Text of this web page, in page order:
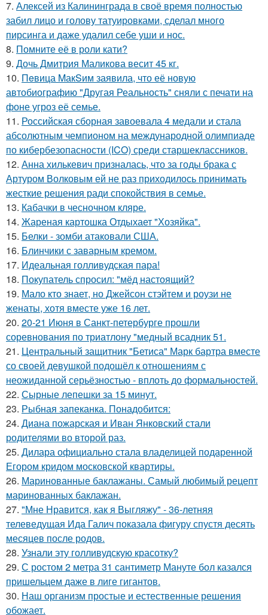
7. Алексей из Калининграда в своё время полностью
забил лицо и голову татуировками, сделал много
пирсинга и даже удалил себе уши и нос.
8. Помните её в роли кати?
9. Дочь Дмитрия Маликова весит 45 кг.
10. Пeвица MакSим заявила, что её новую
автобиографию "Другая Реальность" сняли с печати на
фоне угроз её семье.
11. Российская сборная завоевала 4 медали и стала
абсолютным чемпионом на международной олимпиаде
по кибербезопасности (ICO) среди старшеклассников.
12. Анна хилькевич призналась, что за годы брака с
Артуром Волковым ей не раз приходилось принимать
жесткие решения ради спокойствия в семье.
13. Кабачки в чесночном кляре.
14. Жареная картошка Отдыхает "Хозяйка".
15. Белки - зомби атаковали США.
16. Блинчики с заварным кремом.
17. Идеальная голливудская пара!
18. Покупатель спросил: "мёд настоящий?
19. Мало кто знает, но Джейсон стэйтем и роузи не
женаты, хотя вместе уже 16 лет.
20. 20-21 Июня в Санкт-петербурге прошли
соревнования по триатлону "медный всадник 51.
21. Центральный защитник "Бетиса" Марк бартра вместе
со своей девушкой подошёл к отношениям с
неожиданной серьёзностью - вплоть до формальностей.
22. Сырные лепешки за 15 минут.
23. Рыбная запеканка. Понадобится:
24. Диана пожарская и Иван Янковский стали
родителями во второй раз.
25. Дилара официально стала владелицей подаренной
Егором кридом московской квартиры.
26. Маринованные баклажаны. Самый любимый рецепт
маринованных баклажан.
27. "Мне Нравится, как я Выгляжу" - 36-летняя
телеведущая Ида Галич показала фигуру спустя десять
месяцев после родов.
28. Узнали эту голливудскую красотку?
29. С ростом 2 метра 31 сантиметр Мануте бол казался
пришельцем даже в лиге гигантов.
30. Наш организм простые и естественные решения
обожает.